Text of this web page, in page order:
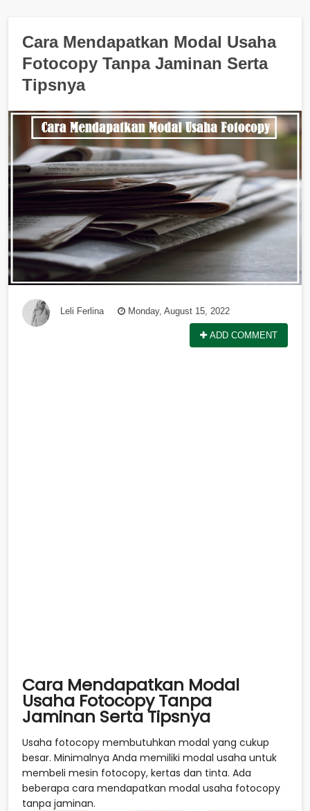
Cara Mendapatkan Modal Usaha
Fotocopy Tanpa Jaminan Serta
Tipsnya
Leli Ferlina Monday, August 15, 2022
ADD COMMENT
Cara Mendapatkan Modal
Usaha Fotocopy Tanpa
Jaminan Serta Tipsnya
Usaha fotocopy membutuhkan modal yang cukup
besar. Minimalnya Anda memiliki modal usaha untuk
membeli mesin fotocopy, kertas dan tinta. Ada
beberapa cara mendapatkan modal usaha fotocopy
tanpa jaminan.